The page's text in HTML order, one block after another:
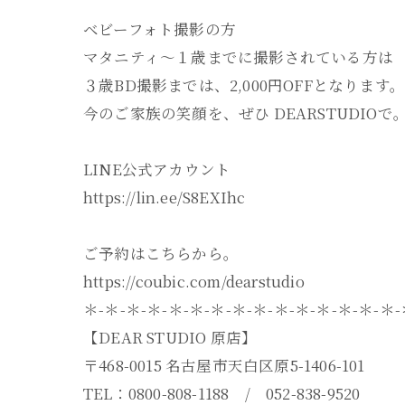
ベビーフォト撮影の方
マタニティ～１歳までに撮影されている方は
３歳BD撮影までは、2,000円OFFとなります。
今のご家族の笑顔を、ぜひ DEARSTUDIOで
LINE公式アカウント
https://lin.ee/S8EXIhc
ご予約はこちらから。
https://coubic.com/dearstudio
＊-＊-＊-＊-＊-＊-＊-＊-＊-＊-＊-＊-＊-＊-＊-
【DEAR STUDIO 原店】
〒468-0015 名古屋市天白区原5-1406-101
TEL：0800-808-1188 / 052-838-9520